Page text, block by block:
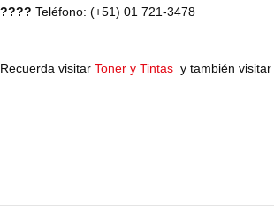
???? Teléfono: (+51) 01 721-3478
Recuerda visitar Toner y Tintas y también visitar